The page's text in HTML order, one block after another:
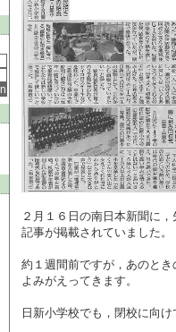
２月１６日の南日本新聞に
記事が掲載されていました。
約１週間前ですが，あのと
よみがえってきます。
日新小学校でも，閉校に向